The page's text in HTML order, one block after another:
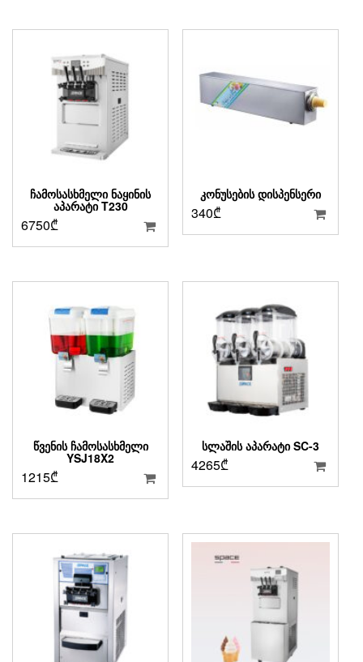
10080₾.6750₾.
ᲩᲐᲛᲝᲡᲐᲡᲮᲛᲔᲚᲘ ᲜᲐᲧᲘᲜᲘᲡ
ᲐᲞᲐᲠᲐᲢᲘ T230
6750₾
ᲙᲝᲜᲣᲡᲔᲑᲘᲡ ᲓᲘᲡᲞᲔᲜᲡᲔᲠᲘ
340₾
ᲬᲕᲔᲜᲘᲡ ᲩᲐᲛᲝᲡᲐᲡᲮᲛᲔᲚᲘ
YSJ18X2
1215₾
ᲡᲚᲐᲨᲘᲡ ᲐᲞᲐᲠᲐᲢᲘ SC-3
4265₾